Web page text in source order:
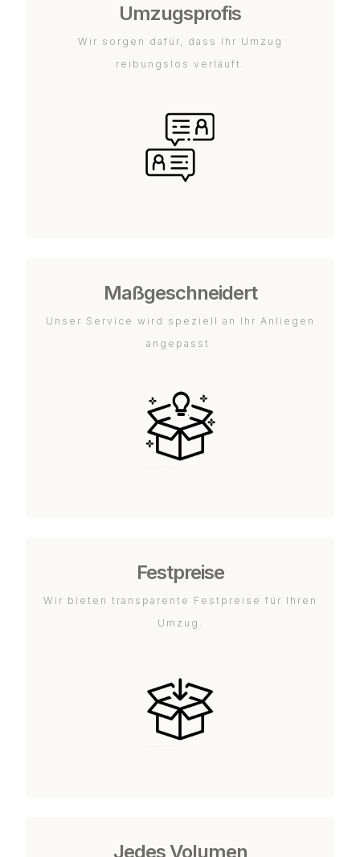
Umzugsprofis
Wir sorgen dafür, dass Ihr Umzug
reibungslos verläuft.
Maßgeschneidert
Unser Service wird speziell an Ihr Anliegen
angepasst.
Festpreise
Wir bieten transparente Festpreise für Ihren
Umzug.
Jedes Volumen